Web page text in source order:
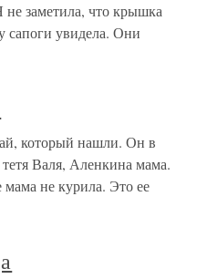
заметила, что крышка
сапоги увидела. Они
который нашли. Он в
Валя, Аленкина мама.
не курила. Это ее